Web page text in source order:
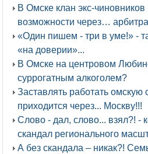
В Омске клан экс-
возможности через…
«Один пишем - три в уме!» -
«на доверии»...
В Омске на центровом
суррогатным алкоголем?
Заставлять работать омскую
приходится через... Москву!!!
Слово - дал, слово... взял?! -
скандал регионального
А без скандала – никак?!